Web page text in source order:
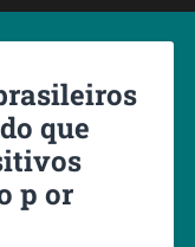
que
p or